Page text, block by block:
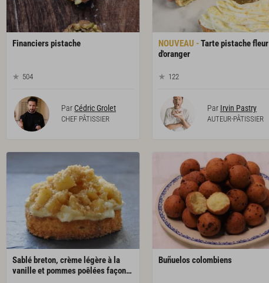
Financierspistache
504
Par Cédric Grolet
CHEF PÂTISSIER
Tarte pistache fleur
d'oranger
122
Par Irvin Pastry
AUTEUR-PÂTISSIER
Sablé breton, crème légère à la
vanille et pommes poêlées façon tartelette
Buñueloscolombiens